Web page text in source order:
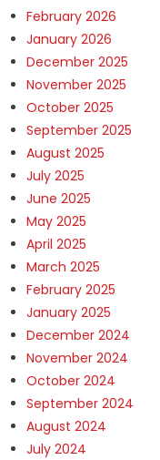
February 2026
January 2026
December 2025
November 2025
October 2025
September 2025
August 2025
July 2025
June 2025
May 2025
April 2025
March 2025
February 2025
January 2025
December 2024
November 2024
October 2024
September 2024
August 2024
July 2024